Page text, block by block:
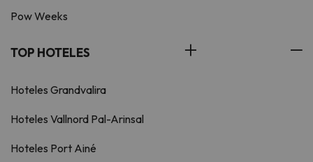
Pow Weeks
TOP HOTELES
Hoteles Grandvalira
Hoteles Vallnord Pal-Arinsal
Hoteles Port Ainé